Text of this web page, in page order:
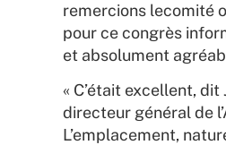
remercions lecomité
pour ce congrès
et absolument
« C’était excellent, dit
directeur général de
L’emplacement,